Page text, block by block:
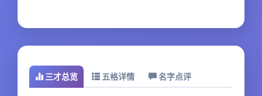
三才总览 五格详情 名字点评